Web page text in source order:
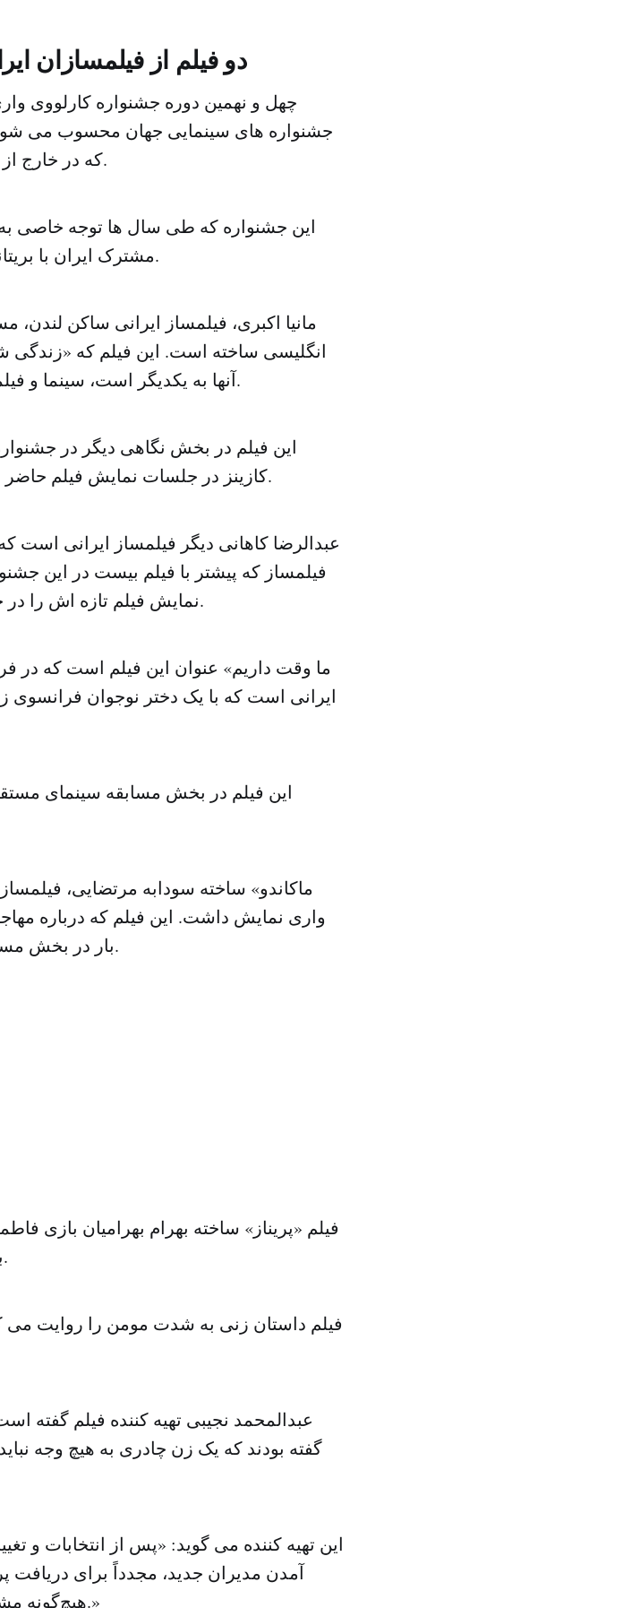
دو فیلم از فیلمسازان
چهل و نهمین دوره جشنواره کارلووی
جشنواره های سینمایی جهان محسوب می
که در خارج از کشور ساخته شده اند، به نمایش گذاشت.
این جشنواره که طی سال ها توجه خاصی
مشترک ایران با بریتانیا و ایران با فرانسه را به نمایش گذاشت.
مانیا اکبری، فیلمساز ایرانی ساکن لندن،
انگلیسی ساخته است. این فیلم که «زندگی
آنها به یکدیگر است، سینما و فیلمسازی را با زندگی شخصی آنها می آمیزد.
این فیلم در بخش نگاهی دیگر در
کازینز در جلسات نمایش فیلم حاضر شدند و به سوالات تماشاگران پاسخ دادند.
عبدالرضا کاهانی دیگر فیلمساز ایرانی است
فیلمساز که پیشتر با فیلم بیست در این
نمایش فیلم تازه اش را در جشنواره امسال کارلووی واری تجربه کرد.
ایرانی است که با یک دختر نوجوان
این فیلم در بخش مسابقه سینمای
واری نمایش داشت. این فیلم که درباره
بار در بخش مسابقه جشنواره برلین به نمایش درآمده بود.
فیلم «پریناز» ساخته بهرام بهرامیان بازی
بود، به زودی به نمایش گذاشته خواهد شد.
فیلم داستان زنی به شدت مومن را روایت
عبدالمحمد نجیبی تهیه کننده فیلم گفته
گفته بودند که یک زن چادری به هیچ وجه
این تهیه کننده می گوید: «پس از انتخابات و
آمدن مدیران جدید، مجدداً برای دریافت
هیچ‌گونه مشکل یا ممیزی، پروانه نمایش آن صادر شد.»